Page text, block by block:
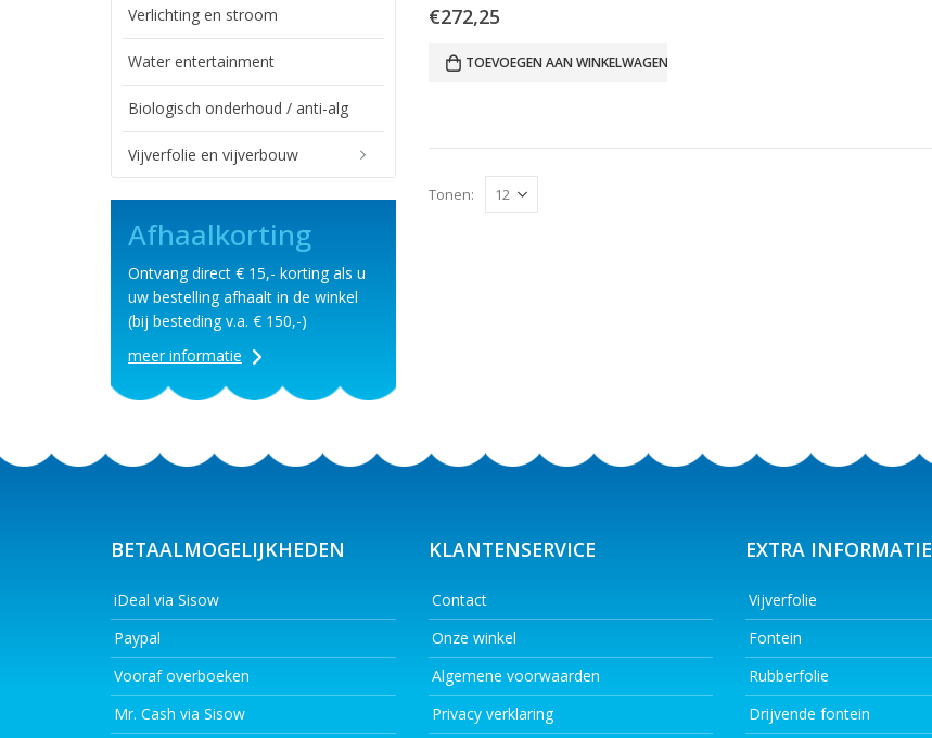
€272,25
TOEVOEGEN AAN WINKELWAGEN
Tonen:
Verlichting en stroom
Water entertainment
Biologisch onderhoud / anti-alg
Vijverfolie en vijverbouw
Afhaalkorting
Ontvang direct € 15,- korting als u
uw bestelling afhaalt in de winkel
(bij besteding v.a. € 150,-)
meer informatie
BETAALMOGELIJKHEDEN
iDeal via Sisow
Paypal
Vooraf overboeken
Mr. Cash via Sisow
KLANTENSERVICE
Contact
Onze winkel
Algemene voorwaarden
Privacy verklaring
EXTRA INFORMATIE
Vijverfolie
Fontein
Rubberfolie
Drijvende fontein